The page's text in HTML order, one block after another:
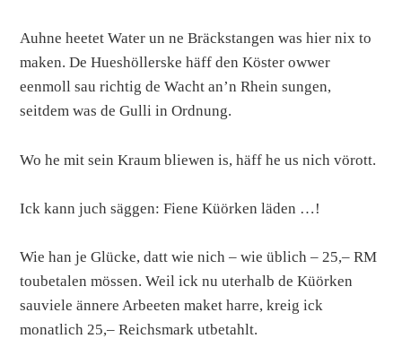
Auhne heetet Water un ne Bräckstangen was hier nix to
maken. De Hueshöllerske häff den Köster owwer
eenmoll sau richtig de Wacht an’n Rhein sungen,
seitdem was de Gulli in Ordnung.
Wo he mit sein Kraum bliewen is, häff he us nich vörott.
Ick kann juch säggen: Fiene Küörken läden …!
Wie han je Glücke, datt wie nich – wie üblich – 25,– RM
toubetalen mössen. Weil ick nu uterhalb de Küörken
sauviele ännere Arbeeten maket harre, kreig ick
monatlich 25,– Reichsmark utbetahlt.